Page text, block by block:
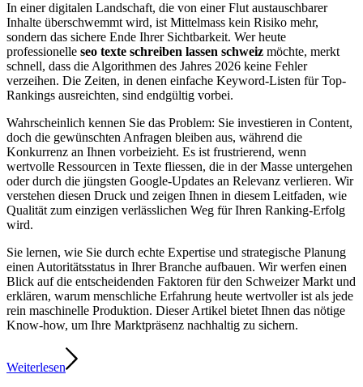
In einer digitalen Landschaft, die von einer Flut austauschbarer
Inhalte überschwemmt wird, ist Mittelmass kein Risiko mehr,
sondern das sichere Ende Ihrer Sichtbarkeit. Wer heute
professionelle seo texte schreiben lassen schweiz möchte, merkt
schnell, dass die Algorithmen des Jahres 2026 keine Fehler
verzeihen. Die Zeiten, in denen einfache Keyword-Listen für Top-
Rankings ausreichten, sind endgültig vorbei.
Wahrscheinlich kennen Sie das Problem: Sie investieren in Content,
doch die gewünschten Anfragen bleiben aus, während die
Konkurrenz an Ihnen vorbeizieht. Es ist frustrierend, wenn
wertvolle Ressourcen in Texte fliessen, die in der Masse untergehen
oder durch die jüngsten Google-Updates an Relevanz verlieren. Wir
verstehen diesen Druck und zeigen Ihnen in diesem Leitfaden, wie
Qualität zum einzigen verlässlichen Weg für Ihren Ranking-Erfolg
wird.
Sie lernen, wie Sie durch echte Expertise und strategische Planung
einen Autoritätsstatus in Ihrer Branche aufbauen. Wir werfen einen
Blick auf die entscheidenden Faktoren für den Schweizer Markt und
erklären, warum menschliche Erfahrung heute wertvoller ist als jede
rein maschinelle Produktion. Dieser Artikel bietet Ihnen das nötige
Know-how, um Ihre Marktpräsenz nachhaltig zu sichern.
Weiterlesen